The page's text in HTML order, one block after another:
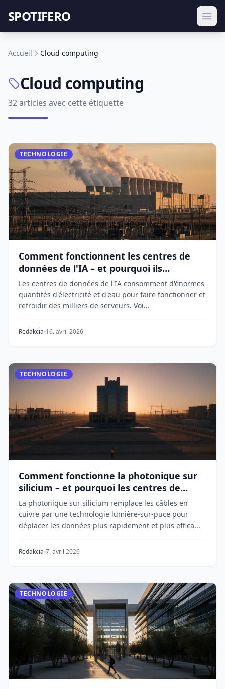
SPOTIFERO
Accueil Cloud computing
Cloud computing
32 articles avec cette étiquette
TECHNOLOGIE
Comment fonctionnent les centres de
données de l'IA – et pourquoi ils
consomment autant d'énergie
Les centres de données de l'IA consomment d'énormes
quantités d'électricité et d'eau pour faire fonctionner et
refroidir des milliers de serveurs. Voi...
Redakcia 16. avril 2026
TECHNOLOGIE
Comment fonctionne la photonique sur
silicium – et pourquoi les centres de
données en ont besoin
La photonique sur silicium remplace les câbles en
cuivre par une technologie lumière-sur-puce pour
déplacer les données plus rapidement et plus effica...
Redakcia 7. avril 2026
TECHNOLOGIE